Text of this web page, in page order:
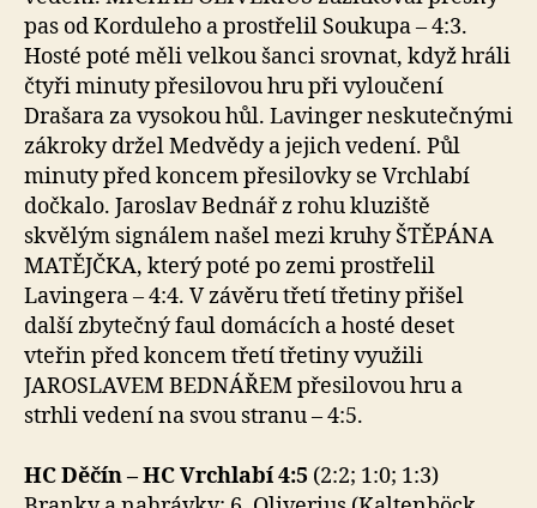
pas od Korduleho a prostřelil Soukupa – 4:3.
Hosté poté měli velkou šanci srovnat, když hráli
čtyři minuty přesilovou hru při vyloučení
Drašara za vysokou hůl. Lavinger neskutečnými
zákroky držel Medvědy a jejich vedení. Půl
minuty před koncem přesilovky se Vrchlabí
dočkalo. Jaroslav Bednář z rohu kluziště
skvělým signálem našel mezi kruhy ŠTĚPÁNA
MATĚJČKA, který poté po zemi prostřelil
Lavingera – 4:4. V závěru třetí třetiny přišel
další zbytečný faul domácích a hosté deset
vteřin před koncem třetí třetiny využili
JAROSLAVEM BEDNÁŘEM přesilovou hru a
strhli vedení na svou stranu – 4:5.
HC Děčín – HC Vrchlabí 4:5 (2:2; 1:0; 1:3)